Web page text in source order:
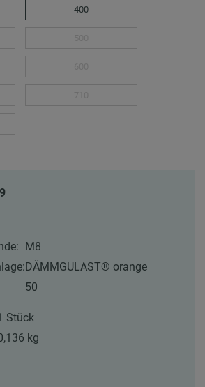
400
M8
DÄMMGULAST® orange
50
Stück
kg